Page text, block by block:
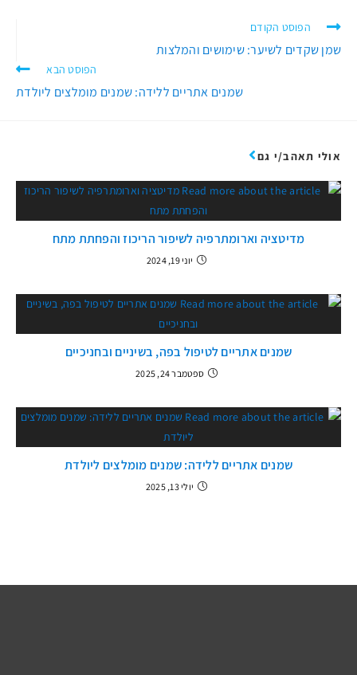
הפוסט הקודם
שמן שקדים לשיער: שימושים והמלצות
הפוסט הבא
שמנים אתריים ללידה: שמנים מומלצים ליולדת
אולי תאהב/י גם
מדיטציה וארומתרפיה לשיפור הריכוז והפחתת מתח
יוני 19, 2024
שמנים אתריים לטיפול בפה, בשיניים ובחניכיים
ספטמבר 24, 2025
שמנים אתריים ללידה: שמנים מומלצים ליולדת
יולי 13, 2025